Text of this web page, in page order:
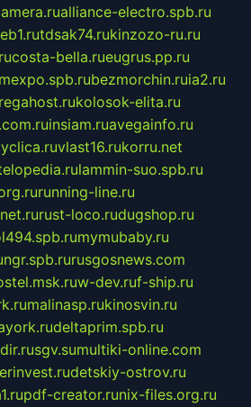
alliance-electro.spb.ru
tdsak74.rukinzozo-ru.ru
costa-bella.rueugrus.pp.ru
bezmorchin.ruia2.ru
regahost.rukolosok-elita.ru
insiam.ruavegainfo.ru
vlast16.rukorru.net
lammin-suo.spb.ru
running-line.ru
rust-loco.rudugshop.ru
mymubaby.ru
ngr.spb.rurusgosnews.com
w-dev.ruf-ship.ru
malinasp.rukinosvin.ru
deltaprim.spb.ru
sgv.sumultiki-online.com
detskiy-ostrov.ru
pdf-creator.runix-files.org.ru